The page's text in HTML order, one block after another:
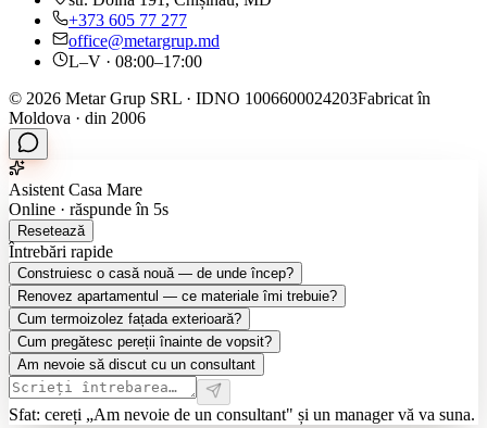
+373 605 77 277
office@metargrup.md
L–V · 08:00–17:00
© 2026 Metar Grup SRL · IDNO 1006600024203Fabricat în
Moldova · din 2006
Asistent Casa Mare
Online · răspunde în 5s
Resetează
Întrebări rapide
Construiesc o casă nouă — de unde încep?
Renovez apartamentul — ce materiale îmi trebuie?
Cum termoizolez fațada exterioară?
Cum pregătesc pereții înainte de vopsit?
Am nevoie să discut cu un consultant
Sfat: cereți „Am nevoie de un consultant" și un manager vă va suna.